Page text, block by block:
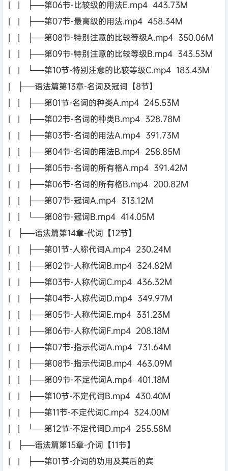
| | ├──第06节-比较级的用法E.mp4 443.73M
| | ├──第07节-最高级的用法.mp4 458.34M
| | ├──第08节-特别注意的比较等级A.mp4 350.06M
| | ├──第09节-特别注意的比较等级B.mp4 343.53M
| | └──第10节-特别注意的比较等级C.mp4 183.43M
| ├──语法篇第13章-名词及冠词【8节】
| | ├──第01节-名词的种类A.mp4 245.53M
| | ├──第02节-名词的种类B.mp4 328.78M
| | ├──第03节-名词的用法A.mp4 391.73M
| | ├──第04节-名词的用法B.mp4 258.85M
| | ├──第05节-名词的所有格A.mp4 391.42M
| | ├──第06节-名词的所有格B.mp4 200.82M
| | ├──第07节-冠词A.mp4 313.12M
| | └──第08节-冠词B.mp4 414.05M
| ├──语法篇第14章-代词【12节】
| | ├──第01节-人称代词A.mp4 230.24M
| | ├──第02节-人称代词B.mp4 324.82M
| | ├──第03节-人称代词C.mp4 436.32M
| | ├──第04节-人称代词D.mp4 349.97M
| | ├──第05节-人称代词E.mp4 331.23M
| | ├──第06节-人称代词F.mp4 208.18M
| | ├──第07节-指示代词A.mp4 731.64M
| | ├──第08节-指示代词B.mp4 463.09M
| | ├──第09节-不定代词A.mp4 401.18M
| | ├──第10节-不定代词B.mp4 430.40M
| | ├──第11节-不定代词C.mp4 324.00M
| | └──第12节-不定代词D.mp4 255.58M
| ├──语法篇第15章-介词【11节】
| | ├──第01节-介词的功用及其后的宾